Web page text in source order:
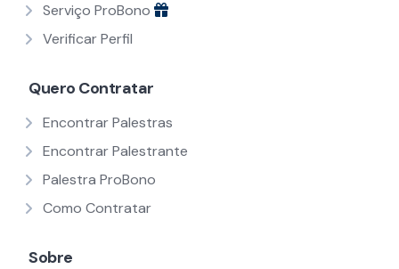
Serviço ProBono
Verificar Perfil
Quero Contratar
Encontrar Palestras
Encontrar Palestrante
Palestra ProBono
Como Contratar
Sobre